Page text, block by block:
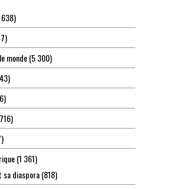
638)
monde(5 300)
(1 361)
diaspora(818)